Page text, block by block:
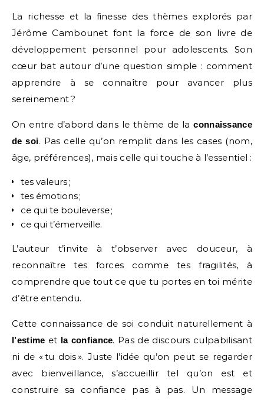
La richesse et la finesse des thèmes explorés par
Jérôme Cambounet font la force de son livre de
développement personnel pour adolescents. Son
cœur bat autour d’une question simple : comment
apprendre à se connaître pour avancer plus
sereinement ?
On entre d’abord dans le thème de laconnaissance
de soi. Pas celle qu’on remplit dans les cases (nom,
âge, préférences), mais celle qui touche à l’essentiel :
tes valeurs ;
tes émotions ;
ce qui te bouleverse ;
ce qui t’émerveille.
L’auteur t’invite à t’observer avec douceur, à
reconnaître tes forces comme tes fragilités, à
comprendre que tout ce que tu portes en toi mérite
d’être entendu.
Cette connaissance de soi conduit naturellement à
l’estime et la confiance. Pas de discours culpabilisant
ni de « tu dois ». Juste l’idée qu’on peut se regarder
avec bienveillance, s’accueillir tel qu’on est et
construire sa confiance pas à pas. Un message